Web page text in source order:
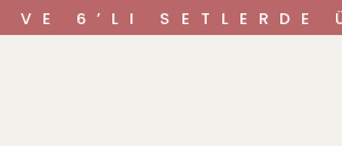
6’LI